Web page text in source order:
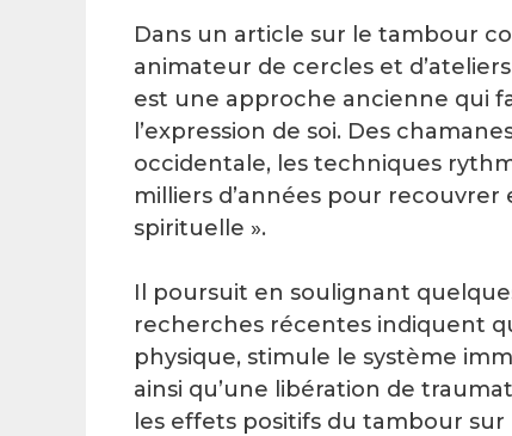
Dans un article sur le tambour
animateur de cercles et
est une approche ancienne qui
l’expression de soi. Des
occidentale, les techniques
milliers d’années pour
spirituelle ».
Il poursuit en soulignant
recherches récentes indiquent
physique, stimule le système
ainsi qu’une libération de
les effets positifs du tambour